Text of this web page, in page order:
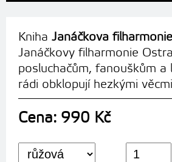
Kniha Janáčkova
Janáčkovy filharmonie
posluchačům, fanouškům a
rádi obklopují hezkými
Cena: 990 Kč